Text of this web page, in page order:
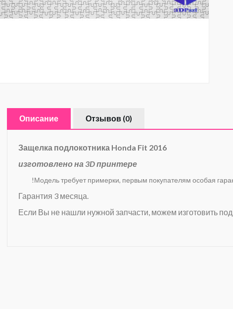
Описание Отзывов (0)
Защелка подлокотника Honda Fit 2016
изготовлено на 3D принтере
!Модель требует примерки, первым покупателям особая
Гарантия 3 месяца.
Если Вы не нашли нужной запчасти, можем изготовить